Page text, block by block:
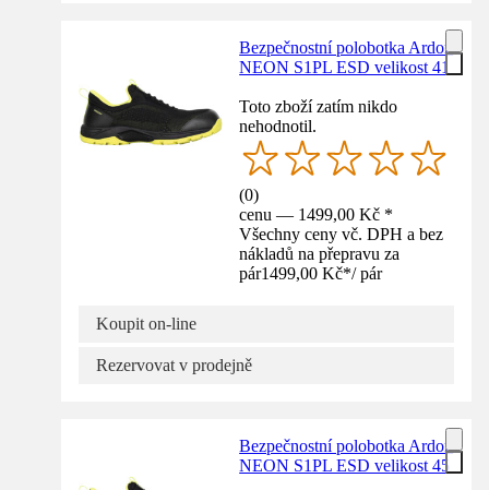
Bezpečnostní polobotka Ardon
NEON S1PL ESD velikost 41
Toto zboží zatím nikdo
nehodnotil.
(0)
cenu — 1499,00 Kč *
Všechny ceny vč. DPH a bez
nákladů na přepravu za
pár1499,00 Kč*/ pár
Koupit on-line
Rezervovat v prodejně
Bezpečnostní polobotka Ardon
NEON S1PL ESD velikost 45